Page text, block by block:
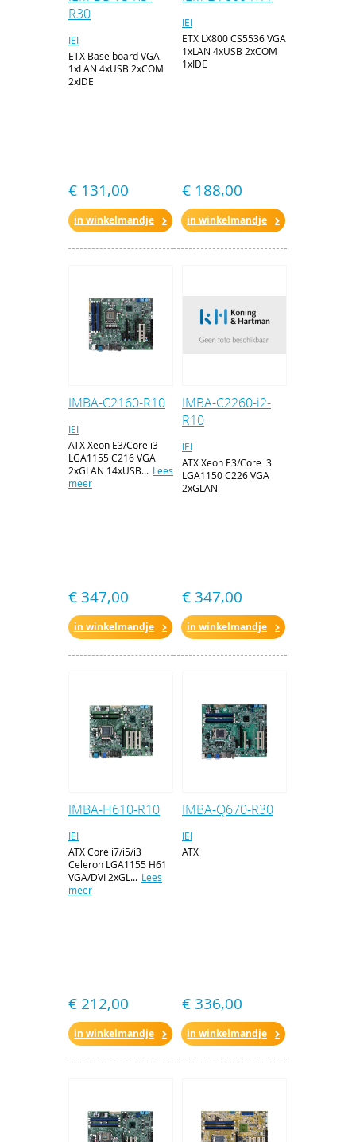
R30
IEI
ETX Base board VGA
1xLAN 4xUSB 2xCOM
2xIDE
€ 131,00
in winkelmandje
IEI
ETX LX800 CS5536 VGA
1xLAN 4xUSB 2xCOM
1xIDE
€ 188,00
in winkelmandje
IMBA-C2160-R10
IEI
ATX Xeon E3/Core i3
LGA1155 C216 VGA
2xGLAN 14xUSB... Lees
meer
€ 347,00
in winkelmandje
IMBA-C2260-i2-
R10
IEI
ATX Xeon E3/Core i3
LGA1150 C226 VGA
2xGLAN
€ 347,00
in winkelmandje
IMBA-H610-R10
IEI
ATX Core i7/i5/i3
Celeron LGA1155 H61
VGA/DVI 2xGL... Lees
meer
€ 212,00
in winkelmandje
IMBA-Q670-R30
IEI
ATX
€ 336,00
in winkelmandje